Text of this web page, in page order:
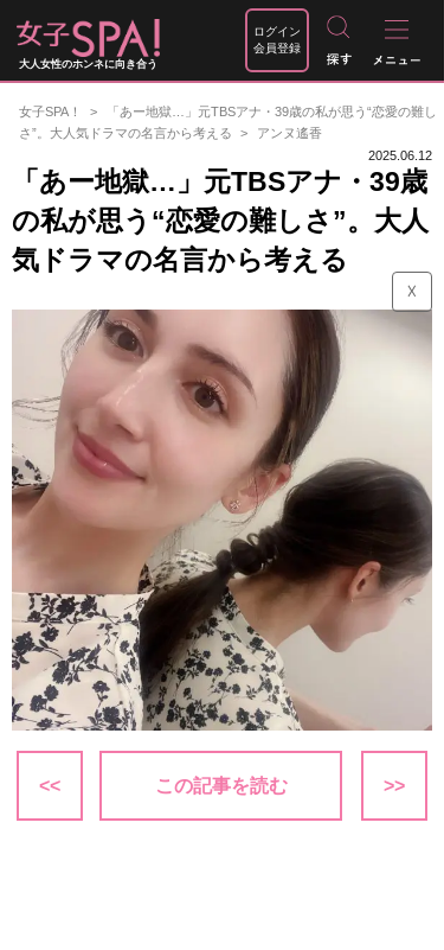
大人女性のホンネに向き合う
ログイン
会員登録
女子SPA！
「あー地獄…」元TBSアナ・39歳の私が思う“恋愛の難し
さ”。大人気ドラマの名言から考える
アンヌ遙香
2025.06.12
「あー地獄…」元TBSアナ・39歳
の私が思う“恋愛の難しさ”。大人
気ドラマの名言から考える
☓
<< この記事を読む >>